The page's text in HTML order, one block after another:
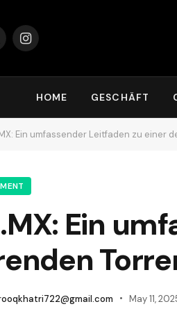
Instagram
HOME GESCHÄFT
Ein umfassender Leitfaden zu einer
Ein
May 11,